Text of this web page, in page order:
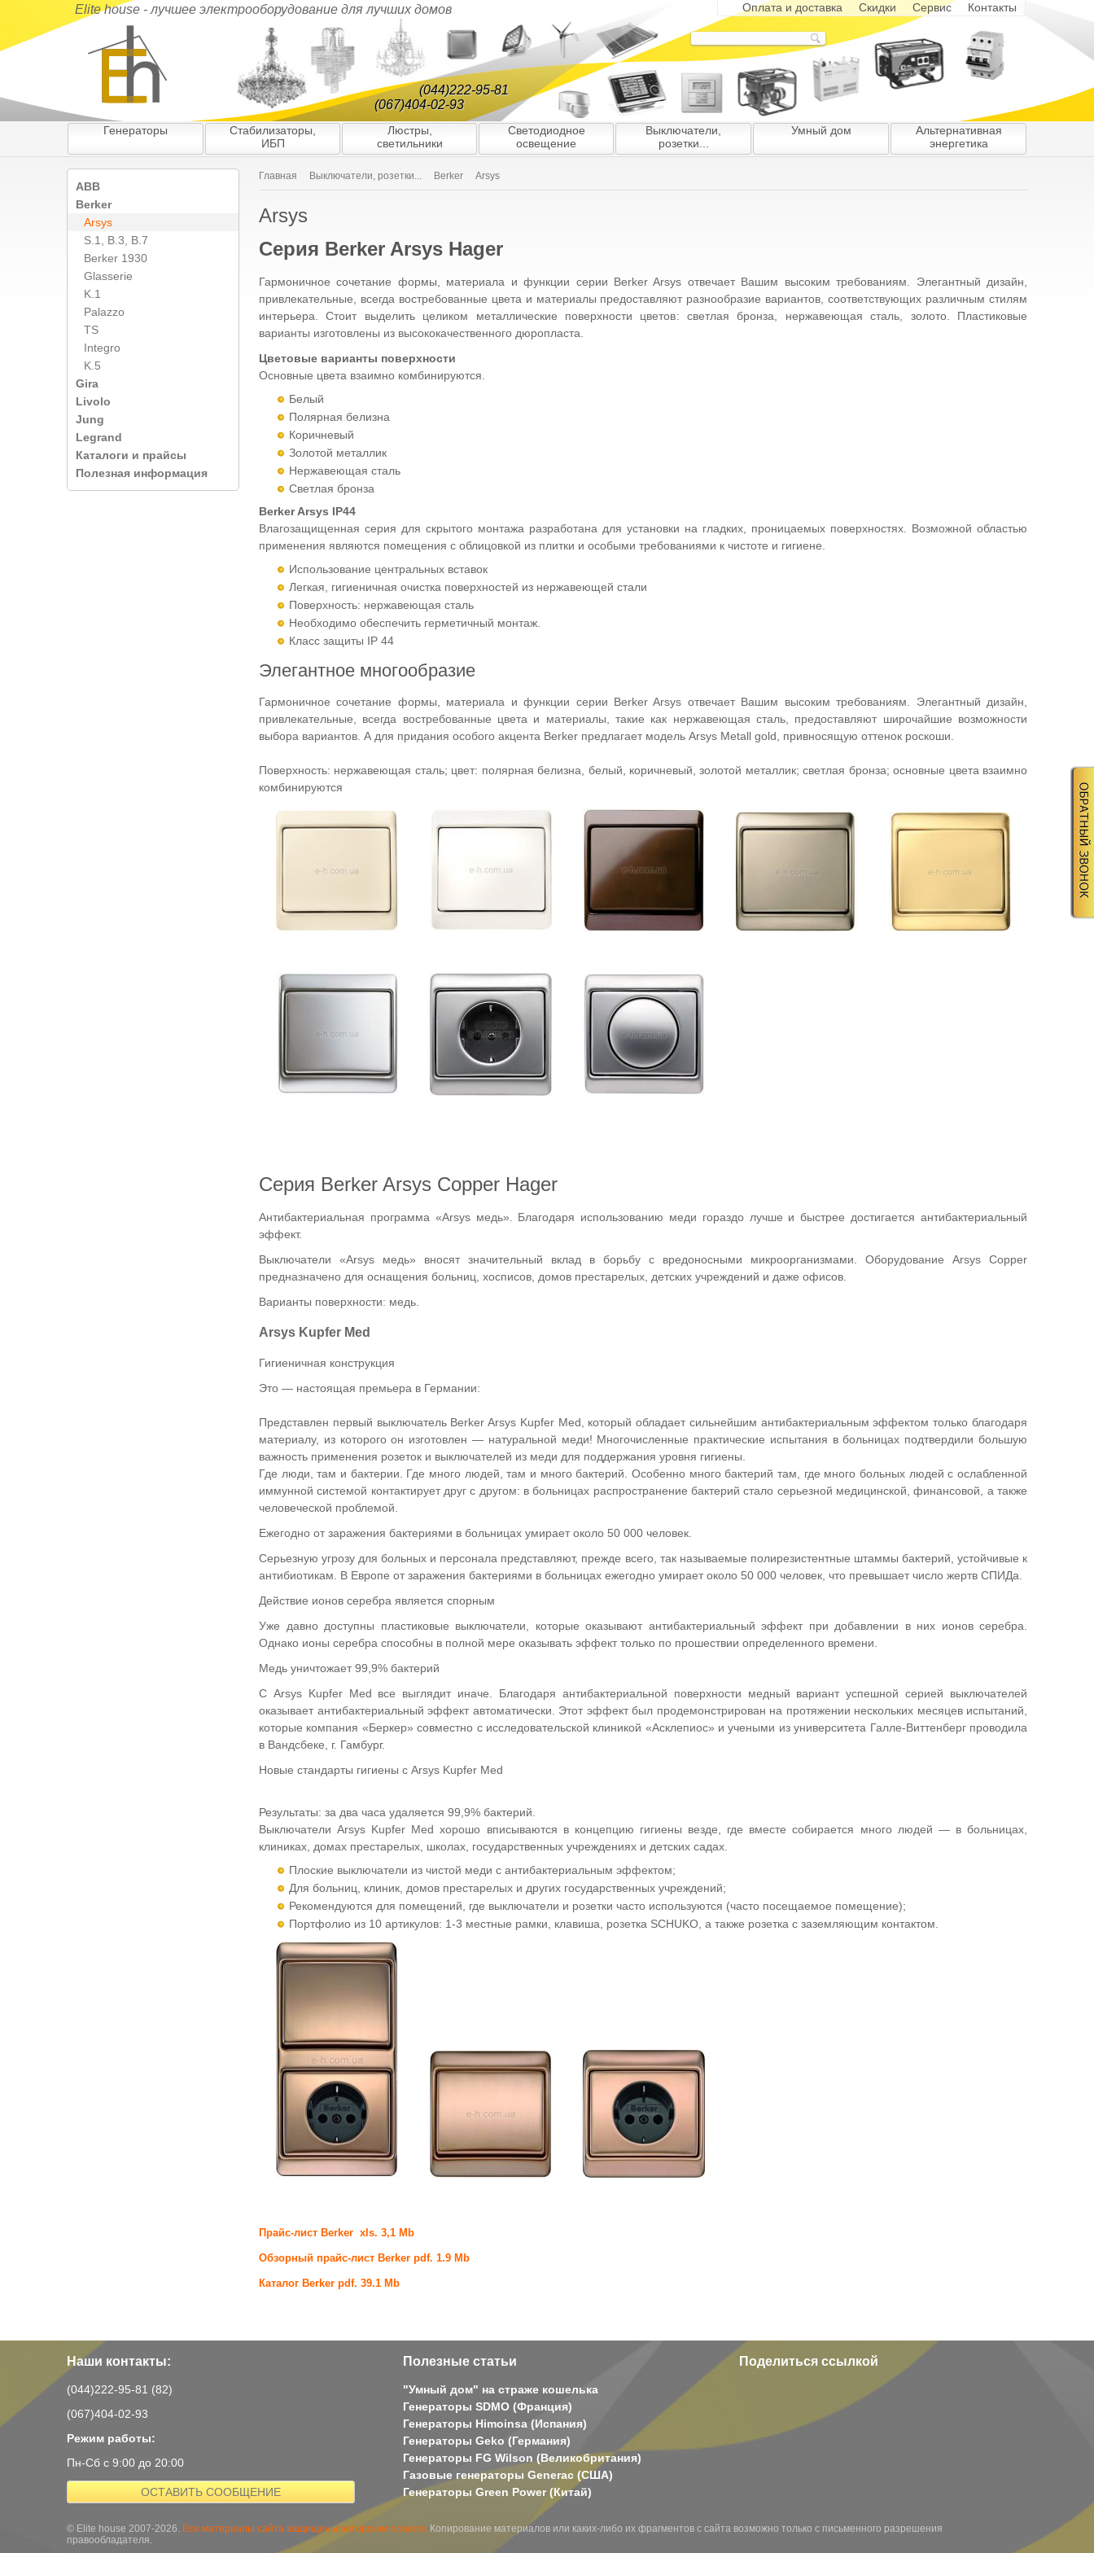
Elite house - лучшее электрооборудование для лучших домов
(044)222-95-81
(067)404-02-93
Главная Выключатели, розетки... Berker Arsys
Arsys
Серия Berker Arsys Hager
Гармоничное сочетание формы, материала и функции серии Berker Arsys отвечает Вашим высоким требованиям. Элегантный дизайн,
привлекательные, всегда востребованные цвета и материалы предоставляют разнообразие вариантов, соответствующих различным стилям
интерьера. Стоит выделить целиком металлические поверхности цветов: светлая бронза, нержавеющая сталь, золото. Пластиковые
варианты изготовлены из высококачественного дюропласта.
Цветовые варианты поверхности
Основные цвета взаимно комбинируются.
Белый
Полярная белизна
Коричневый
Золотой металлик
Нержавеющая сталь
Светлая бронза
Berker Arsys IP44
Влагозащищенная серия для скрытого монтажа разработана для установки на гладких, проницаемых поверхностях. Возможной областью
применения являются помещения с облицовкой из плитки и особыми требованиями к чистоте и гигиене.
Использование центральных вставок
Легкая, гигиеничная очистка поверхностей из нержавеющей стали
Поверхность: нержавеющая сталь
Необходимо обеспечить герметичный монтаж.
Класс защиты IP 44
Элегантное многообразие
Гармоничное сочетание формы, материала и функции серии Berker Arsys отвечает Вашим высоким требованиям. Элегантный дизайн,
привлекательные, всегда востребованные цвета и материалы, такие как нержавеющая сталь, предоставляют широчайшие возможности
выбора вариантов. А для придания особого акцента Berker предлагает модель Arsys Metall gold, привносящую оттенок роскоши.
Поверхность: нержавеющая сталь; цвет: полярная белизна, белый, коричневый, золотой металлик; светлая бронза; основные цвета взаимно
комбинируются
Серия Berker Arsys Copper Hager
Антибактериальная программа «Arsys медь». Благодаря использованию меди гораздо лучше и быстрее достигается антибактериальный
эффект.
Выключатели «Arsys медь» вносят значительный вклад в борьбу с вредоносными микроорганизмами. Оборудование Arsys Copper
предназначено для оснащения больниц, хосписов, домов престарелых, детских учреждений и даже офисов.
Варианты поверхности: медь.
Arsys Kupfer Med
Гигиеничная конструкция
Это — настоящая премьера в Германии:
Представлен первый выключатель Berker Arsys Kupfer Med, который обладает сильнейшим антибактериальным эффектом только благодаря
материалу, из которого он изготовлен — натуральной меди! Многочисленные практические испытания в больницах подтвердили большую
важность применения розеток и выключателей из меди для поддержания уровня гигиены.
Где люди, там и бактерии. Где много людей, там и много бактерий. Особенно много бактерий там, где много больных людей с ослабленной
иммунной системой контактирует друг с другом: в больницах распространение бактерий стало серьезной медицинской, финансовой, а также
человеческой проблемой.
Ежегодно от заражения бактериями в больницах умирает около 50 000 человек.
Серьезную угрозу для больных и персонала представляют, прежде всего, так называемые полирезистентные штаммы бактерий, устойчивые к
антибиотикам. В Европе от заражения бактериями в больницах ежегодно умирает около 50 000 человек, что превышает число жертв СПИДа.
Действие ионов серебра является спорным
Уже давно доступны пластиковые выключатели, которые оказывают антибактериальный эффект при добавлении в них ионов серебра.
Однако ионы серебра способны в полной мере оказывать эффект только по прошествии определенного времени.
Медь уничтожает 99,9% бактерий
С Arsys Kupfer Med все выглядит иначе. Благодаря антибактериальной поверхности медный вариант успешной серией выключателей
оказывает антибактериальный эффект автоматически. Этот эффект был продемонстрирован на протяжении нескольких месяцев испытаний,
которые компания «Беркер» совместно с исследовательской клиникой «Асклепиос» и учеными из университета Галле-Виттенберг проводила
в Вандсбеке, г. Гамбург.
Новые стандарты гигиены с Arsys Kupfer Med
Результаты: за два часа удаляется 99,9% бактерий.
Выключатели Arsys Kupfer Med хорошо вписываются в концепцию гигиены везде, где вместе собирается много людей — в больницах,
клиниках, домах престарелых, школах, государственных учреждениях и детских садах.
Плоские выключатели из чистой меди с антибактериальным эффектом;
Для больниц, клиник, домов престарелых и других государственных учреждений;
Рекомендуются для помещений, где выключатели и розетки часто используются (часто посещаемое помещение);
Портфолио из 10 артикулов: 1-3 местные рамки, клавиша, розетка SCHUKO, а также розетка с заземляющим контактом.
Прайс-лист Berker xls. 3,1 Mb
Обзорный прайс-лист Berker pdf. 1.9 Mb
Каталог Berker pdf. 39.1 Mb
ABB
Berker
Arsys
S.1, B.3, B.7
Berker 1930
Glasserie
K.1
Palazzo
TS
Integro
K.5
Gira
Livolo
Jung
Legrand
Каталоги и прайсы
Полезная информация
Генераторы
Стабилизаторы,
ИБП
Люстры,
светильники
Светодиодное
освещение
Выключатели,
розетки...
Умный дом
Альтернативная
энергетика
Оплата и доставка Скидки Сервис Контакты
Наши контакты:
(044)222-95-81 (82)
(067)404-02-93
Режим работы:
Пн-Сб с 9:00 до 20:00
ОСТАВИТЬ СООБЩЕНИЕ
Полезные статьи
"Умный дом" на страже кошелька
Генераторы SDMO (Франция)
Генераторы Himoinsa (Испания)
Генераторы Geko (Германия)
Генераторы FG Wilson (Великобритания)
Газовые генераторы Generac (США)
Генераторы Green Power (Китай)
Поделиться ссылкой
© Elite house 2007-2026. Все материалы сайта защищены авторским правом. Копирование материалов или каких-либо их фрагментов с сайта возможно только с письменного разрешения
правообладателя.